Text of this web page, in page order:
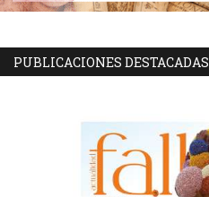
PUBLICACIONES DESTACADAS